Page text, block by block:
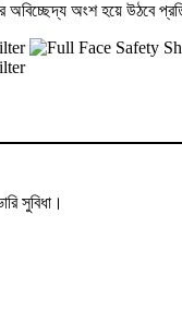
অবিচ্ছেদ্য অংশ হয়ে উঠবে
সুবিধা।